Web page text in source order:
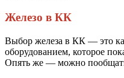
Железо в КК
Выбор железа в КК — это
оборудованием, которое
Опять же — можно